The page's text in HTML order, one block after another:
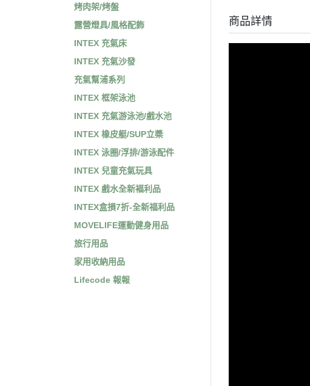
烤肉架/烤盤
露營燈具/風格配飾
INTEX 充氣床
INTEX 充氣沙發
充氣幫浦系列
INTEX 框架泳池
INTEX 充氣游泳池/戲水池
INTEX 橡皮艇/SUP立槳
INTEX 泳圈/浮排/游泳配件
INTEX 兒童充氣玩具
INTEX 戲水全新褔利品
INTEX盒損7折-全新福利品
MOVELIFE運動健身用品
旅行用品
家用收納用品
Lifecode 報報
商品詳情